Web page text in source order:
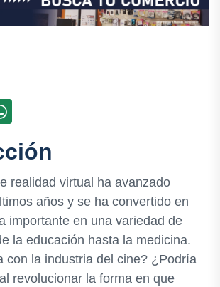
realidad virtual ha avanzado
años y se ha convertido en
importante en una variedad de
la educación hasta la medicina.
con la industria del cine? ¿Podría
revolucionar la forma en que